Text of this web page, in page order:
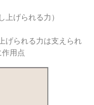
上げられる力）
げられる力は支えられ
作用点